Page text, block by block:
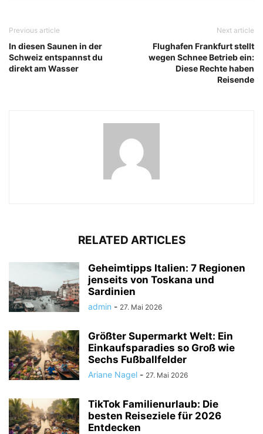
Previous article
In diesen Saunen in der
Schweiz entspannst du
direkt am Wasser
Next article
Flughafen Frankfurt stellt
wegen Schnee Betrieb ein:
Diese Rechte haben
Reisende
RELATED ARTICLES
Geheimtipps Italien: 7 Regionen
jenseits von Toskana und
Sardinien
admin - 27. Mai 2026
Größter Supermarkt Welt: Ein
Einkaufsparadies so Groß wie
Sechs Fußballfelder
Ariane Nagel - 27. Mai 2026
TikTok Familienurlaub: Die
besten Reiseziele für 2026
Entdecken